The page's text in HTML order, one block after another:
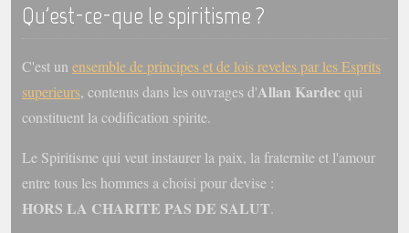
Qu'est-ce-que le spiritisme ?
C'est un ensemble de principes et de lois reveles par les Esprits
superieurs, contenus dans les ouvrages d'Allan Kardecqui
constituent la codification spirite.
Le Spiritisme qui veut instaurer la paix, la fraternite et l'amour
entre tous les hommes a choisi pour devise :
HORS LA CHARITE PAS DE SALUT.